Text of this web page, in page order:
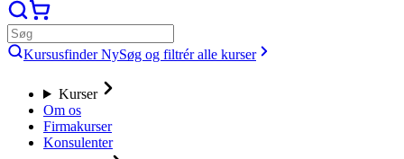
Kursusfinder NySøg og filtrér alle kurser
Kurser
Om os
Firmakurser
Konsulenter